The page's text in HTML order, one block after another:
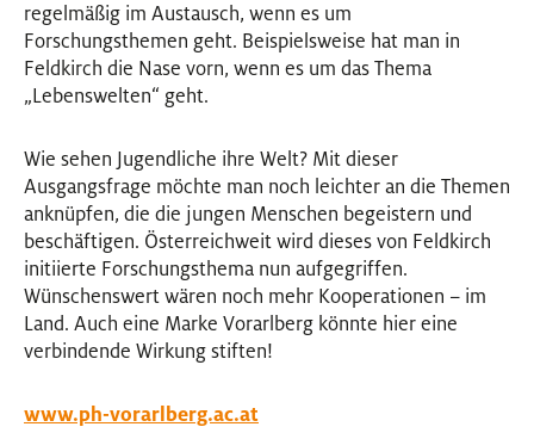
regelmäßig im Austausch, wenn es um
Forschungsthemen geht. Beispielsweise hat man in
Feldkirch die Nase vorn, wenn es um das Thema
„Lebenswelten“ geht.
Wie sehen Jugendliche ihre Welt? Mit dieser
Ausgangsfrage möchte man noch leichter an die Themen
anknüpfen, die die jungen Menschen begeistern und
beschäftigen. Österreichweit wird dieses von Feldkirch
initiierte Forschungsthema nun aufgegriffen.
Wünschenswert wären noch mehr Kooperationen – im
Land. Auch eine Marke Vorarlberg könnte hier eine
verbindende Wirkung stiften!
www.ph-vorarlberg.ac.at